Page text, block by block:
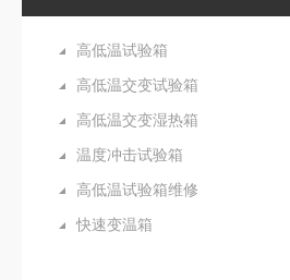
高低温试验箱
高低温交变试验箱
高低温交变湿热箱
温度冲击试验箱
高低温试验箱维修
快速变温箱